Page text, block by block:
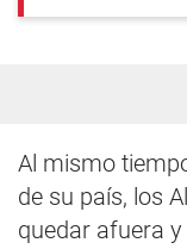
Al mismo
de su país, los
quedar afuera